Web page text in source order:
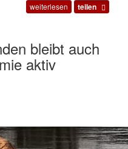
weiterlesen teilen
bleibt auch
aktiv